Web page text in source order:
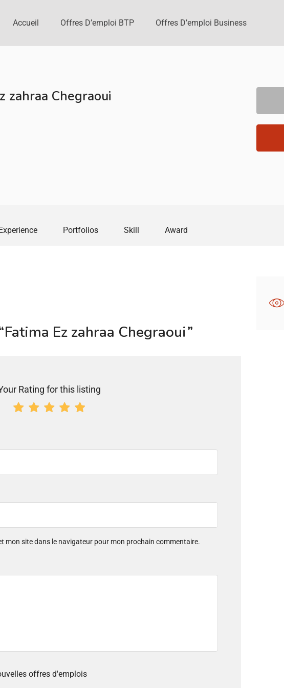
Accueil Offres D’emploi BTP Offres D’emploi Business
zahraa Chegraoui
Portfolios Skill Award
Ez zahraa Chegraoui”
Rating for this listing
mon site dans le navigateur pour mon prochain commentaire.
offres d'emplois